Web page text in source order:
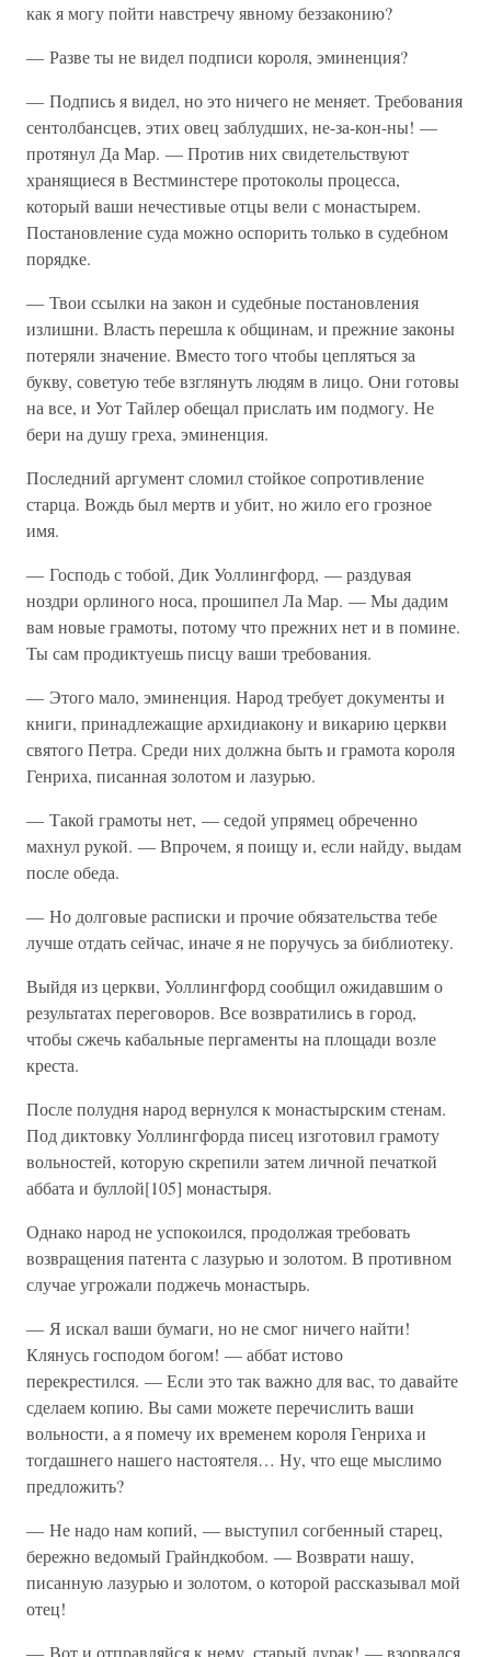
как я могу пойти навстречу явному беззаконию?
— Разве ты не видел подписи короля, эминенция?
— Подпись я видел, но это ничего не меняет. Требования
сентолбансцев, этих овец заблудших, не-за-кон-ны! —
протянул Да Мар. — Против них свидетельствуют
хранящиеся в Вестминстере протоколы процесса,
который ваши нечестивые отцы вели с монастырем.
Постановление суда можно оспорить только в судебном
порядке.
— Твои ссылки на закон и судебные постановления
излишни. Власть перешла к общинам, и прежние законы
потеряли значение. Вместо того чтобы цепляться за
букву, советую тебе взглянуть людям в лицо. Они готовы
на все, и Уот Тайлер обещал прислать им подмогу. Не
бери на душу греха, эминенция.
Последний аргумент сломил стойкое сопротивление
старца. Вождь был мертв и убит, но жило его грозное
имя.
— Господь с тобой, Дик Уоллингфорд, — раздувая
ноздри орлиного носа, прошипел Ла Мар. — Мы дадим
вам новые грамоты, потому что прежних нет и в помине.
Ты сам продиктуешь писцу ваши требования.
— Этого мало, эминенция. Народ требует документы и
книги, принадлежащие архидиакону и викарию церкви
святого Петра. Среди них должна быть и грамота короля
Генриха, писанная золотом и лазурью.
— Такой грамоты нет, — седой упрямец обреченно
махнул рукой. — Впрочем, я поищу и, если найду, выдам
после обеда.
— Но долговые расписки и прочие обязательства тебе
лучше отдать сейчас, иначе я не поручусь за библиотеку.
Выйдя из церкви, Уоллингфорд сообщил ожидавшим о
результатах переговоров. Все возвратились в город,
чтобы сжечь кабальные пергаменты на площади возле
креста.
После полудня народ вернулся к монастырским стенам.
Под диктовку Уоллингфорда писец изготовил грамоту
вольностей, которую скрепили затем личной печаткой
аббата и буллой[105] монастыря.
Однако народ не успокоился, продолжая требовать
возвращения патента с лазурью и золотом. В противном
случае угрожали поджечь монастырь.
— Я искал ваши бумаги, но не смог ничего найти!
Клянусь господом богом! — аббат истово
перекрестился. — Если это так важно для вас, то давайте
сделаем копию. Вы сами можете перечислить ваши
вольности, а я помечу их временем короля Генриха и
тогдашнего нашего настоятеля… Ну, что еще мыслимо
предложить?
— Не надо нам копий, — выступил согбенный старец,
бережно ведомый Грайндкобом. — Возврати нашу,
писанную лазурью и золотом, о которой рассказывал мой
отец!
— Вот и отправляйся к нему, старый дурак! — взорвался